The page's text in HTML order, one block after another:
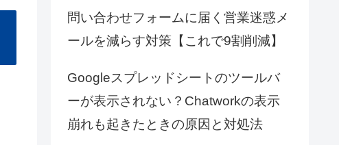
問い合わせフォームに届く営業迷惑メ
ールを減らす対策【これで9割削減】
Googleスプレッドシートのツールバ
ーが表示されない？Chatworkの表示
崩れも起きたときの原因と対処法